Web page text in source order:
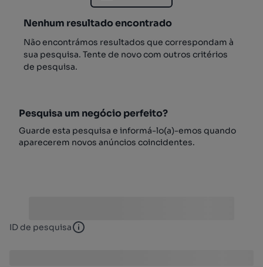
Nenhum resultado encontrado
Não encontrámos resultados que correspondam à
sua pesquisa. Tente de novo com outros critérios
de pesquisa.
Pesquisa um negócio perfeito?
Guarde esta pesquisa e informá-lo(a)-emos quando
aparecerem novos anúncios coincidentes.
ID de pesquisa ID de pesquisa